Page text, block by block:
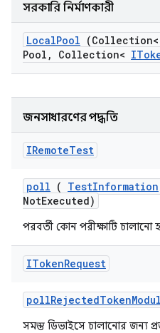
সরকারি নির্মাণকারী
LocalPool (Collection<
Pool , Collection<
জনসাধারণের পদ্ধতি
IRemoteTest
poll ( TestInformation
NotExecuted)
পরবর্তী কোন পরীক্ষাটি চালানো
ITokenRequest
pollRejectedToken
সমস্ত ডিভাইসে চালানোর জন্য